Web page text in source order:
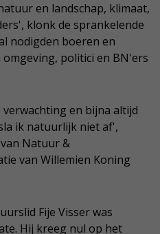
en landschap, klimaat,
klonk de sprankelende
nodigden boeren en
politici en BN'ers
en bijna altijd
ik natuurlijk niet af',
Natuur &
van Willemien Koning
Fije Visser was
Hij kreeg nul op het